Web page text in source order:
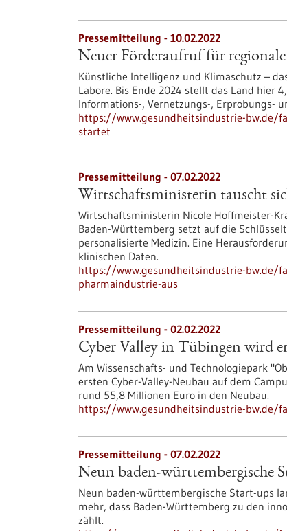
Pressemitteilung - 10.02.2022
Neuer Förderaufruf für
Künstliche Intelligenz und Klimaschutz –
Labore. Bis Ende 2024 stellt das Land hier
Informations-, Vernetzungs-, Erprobungs-
https://www.gesundheitsindustrie-bw.de/
startet
Pressemitteilung - 07.02.2022
Wirtschaftsministerin tauscht
Wirtschaftsministerin Nicole Hoffmeister-
Baden-Württemberg setzt auf die
personalisierte Medizin. Eine
klinischen Daten.
https://www.gesundheitsindustrie-
pharmaindustrie-aus
Pressemitteilung - 02.02.2022
Cyber Valley in Tübingen wird
Am Wissenschafts- und Technologiepark
ersten Cyber-Valley-Neubau auf dem
rund 55,8 Millionen Euro in den Neubau.
https://www.gesundheitsindustrie-bw.de/
Pressemitteilung - 07.02.2022
Neun baden-württembergische
Neun baden-württembergische Start-ups
mehr, dass Baden-Württemberg zu den
zählt.